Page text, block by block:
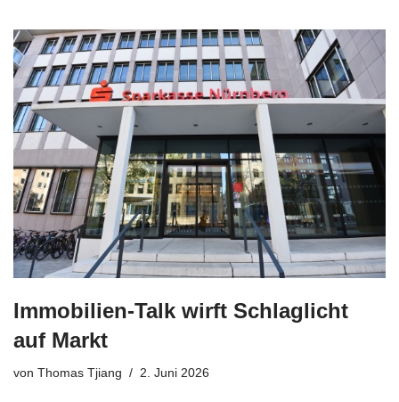
Immobilien-Talk wirft Schlaglicht
auf Markt
von Thomas Tjiang 2. Juni 2026